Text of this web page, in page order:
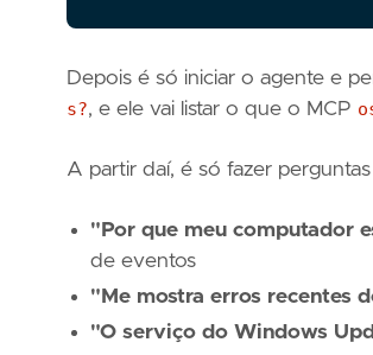
Depois é só iniciar o agente e
s?, e ele vai listar o que o MCP
A partir daí, é só fazer
"Por que meu computador
de eventos
"Me mostra erros recentes
"O serviço do Windows